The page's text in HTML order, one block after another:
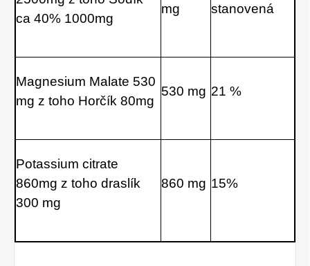
ca 40% 1000mg
mg
stanovená
Magnesium Malate 530
mg z toho Horčík 80mg
530 mg 21 %
Potassium citrate
860mg z toho draslík
300 mg
860 mg 15%